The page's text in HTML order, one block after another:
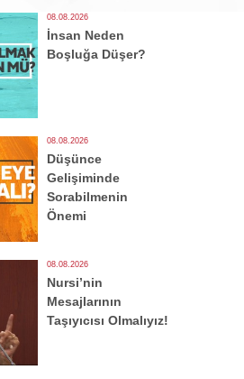
08.08.2026
İnsan Neden
Boşluğa Düşer?
08.08.2026
Düşünce
Gelişiminde
Sorabilmenin
Önemi
08.08.2026
Nursi’nin
Mesajlarının
Taşıyıcısı Olmalıyız!